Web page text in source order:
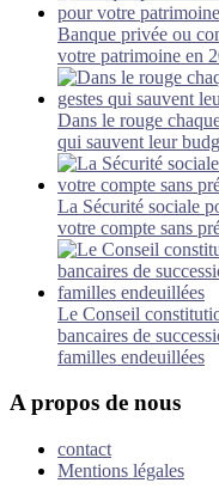
Banque privée ou
votre patrimoine en
Dans le rouge
qui sauvent leur
La Sécurité sociale
votre compte sans
Le Conseil
bancaires de
familles endeuillées
A propos de nous
contact
Mentions légales